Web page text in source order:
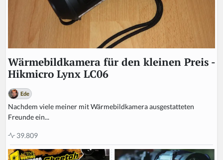
Wärmebildkamera für den kleinen Preis -
Hikmicro Lynx LC06
Ede
Nachdem viele meiner mit Wärmebildkamera ausgestatteten
Freunde ein...
39.809